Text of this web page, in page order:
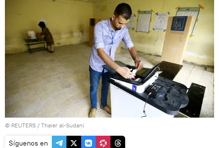
© REUTERS / Thaier al-Sudani
Síguenos en